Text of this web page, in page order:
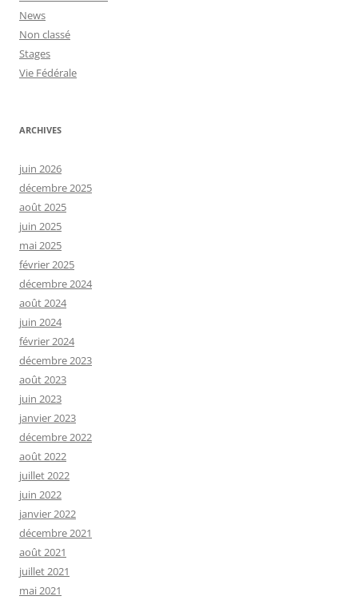
News
Non classé
Stages
Vie Fédérale
ARCHIVES
juin 2026
décembre 2025
août 2025
juin 2025
mai 2025
février 2025
décembre 2024
août 2024
juin 2024
février 2024
décembre 2023
août 2023
juin 2023
janvier 2023
décembre 2022
août 2022
juillet 2022
juin 2022
janvier 2022
décembre 2021
août 2021
juillet 2021
mai 2021